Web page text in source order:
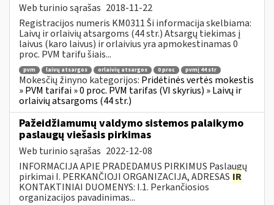
Web turinio sąrašas 2018-11-22
Registracijos numeris KM0311 Ši informacija skelbiama:
Laivų ir orlaivių atsargoms (44 str.) Atsargų tiekimas į
laivus (karo laivus) ir orlaivius yra apmokestinamas 0
proc. PVM tarifu šiais...
pvm laivų atsargos orlaivių atsargos 0 proc pvmį 44 str
Mokesčių žinyno kategorijos: Pridėtinės vertės mokestis
» PVM tarifai » 0 proc. PVM tarifas (VI skyrius) » Laivų ir
orlaivių atsargoms (44 str.)
Pažeidžiamumų valdymo sistemos palaikymo
paslaugų viešasis pirkimas
Web turinio sąrašas 2022-12-08
INFORMACIJA APIE PRADEDAMUS PIRKIMUS Paslaugų
pirkimai I. PERKANČIOJI ORGANIZACIJA, ADRESAS IR
KONTAKTINIAI DUOMENYS: I.1. Perkančiosios
organizacijos pavadinimas...